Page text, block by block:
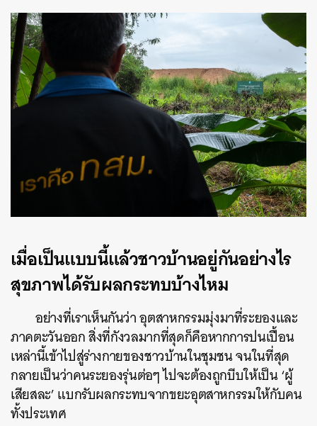
เมื่อเป็นแบบนี้แล้วชาวบ้านอยู่กันอย่างไร
สุขภาพได้รับผลกระทบบ้างไหม
อย่างที่เราเห็นกันว่า อุตสาหกรรมมุ่งมาที่ระยองและ
ภาคตะวันออก สิ่งที่กังวลมากที่สุดก็คือหากการปนเปื้อน
เหล่านี้เข้าไปสู่ร่างกายของชาวบ้านในชุมชน จนในที่สุด
กลายเป็นว่าคนระยองรุ่นต่อๆ ไปจะต้องถูกบีบให้เป็น ‘ผู้
เสียสละ’ แบกรับผลกระทบจากขยะอุตสาหกรรมให้กับคน
ทั้งประเทศ